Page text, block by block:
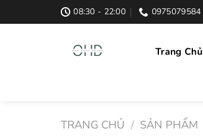
to
08:30 - 22:00 0975079584
Trang Chủ
TRANG CHỦ / SẢN PHẨM